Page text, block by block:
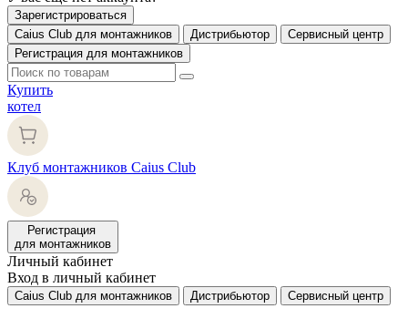
Зарегистрироваться
Caius Club для монтажников
Дистрибьютор
Сервисный центр
Регистрация для монтажников
Купить
котел
Клуб монтажников Caius Club
Регистрация
для монтажников
Личный кабинет
Вход в личный кабинет
Caius Club для монтажников Дистрибьютор Сервисный центр